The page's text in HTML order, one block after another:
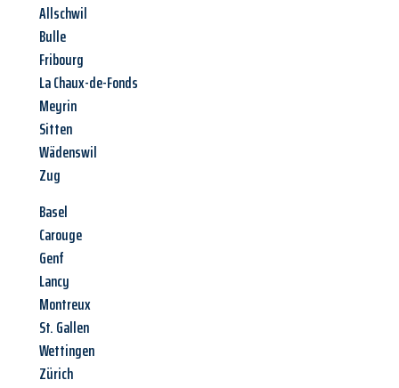
Allschwil
Bulle
Fribourg
La Chaux-de-Fonds
Meyrin
Sitten
Wädenswil
Zug
Basel
Carouge
Genf
Lancy
Montreux
St. Gallen
Wettingen
Zürich